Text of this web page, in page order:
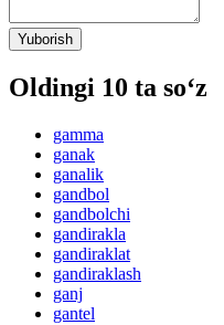
Yuborish
Oldingi 10 ta so‘z
gamma
ganak
ganalik
gandbol
gandbolchi
gandirakla
gandiraklat
gandiraklash
ganj
gantel